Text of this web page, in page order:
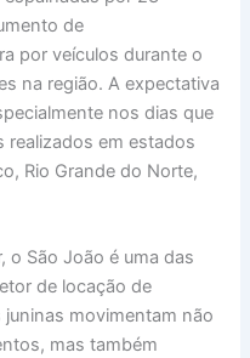
de
por veículos durante o
na região. A expectativa
nos dias que
realizados em estados
Rio Grande do Norte,
o São João é uma das
de locação de
movimentam não
mas também